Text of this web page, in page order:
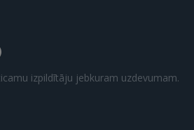
in with Apple
reģistrējies?
izpildītāju jebkuram uzdevumam.